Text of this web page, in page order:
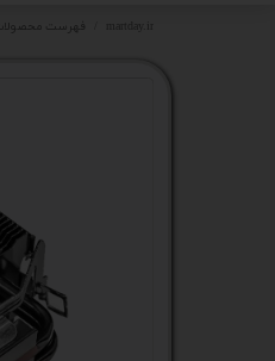
martday.ir فهرست محصولات